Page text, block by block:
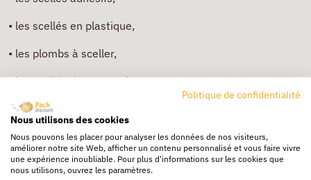
• les scellés en plastique,
• les plombs à sceller,
• les scellés de type cadenas,
• les scellés sous forme de bouteille.
Pour les marchandises particulièrement, les scellés
adhésifs, les plombs à sceller en plastique et les scellés
plastiques sont les plus courants. Cependant, ils doivent
Politique de confidentialité
Nous utilisons des cookies
Nous pouvons les placer pour analyser les données de nos visiteurs,
améliorer notre site Web, afficher un contenu personnalisé et vous faire vivre
une expérience inoubliable. Pour plus d'informations sur les cookies que
nous utilisons, ouvrez les paramètres.